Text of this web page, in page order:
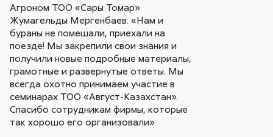
Агроном ТОО «Сары Томар»
Жумагельды Мергенбаев: «Нам и
бураны не помешали, приехали на
поезде! Мы закрепили свои знания и
получили новые подробные материалы,
грамотные и развернутые ответы. Мы
всегда охотно принимаем участие в
семинарах ТОО «Август-Казахстан».
Спасибо сотрудникам фирмы, которые
так хорошо его организовали».